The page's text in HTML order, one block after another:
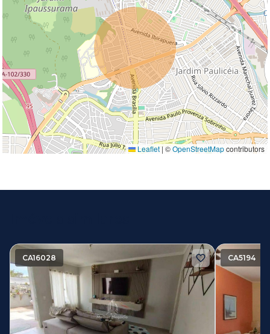
Leaflet |©OpenStreetMapcontributors
CA16028 CA5194